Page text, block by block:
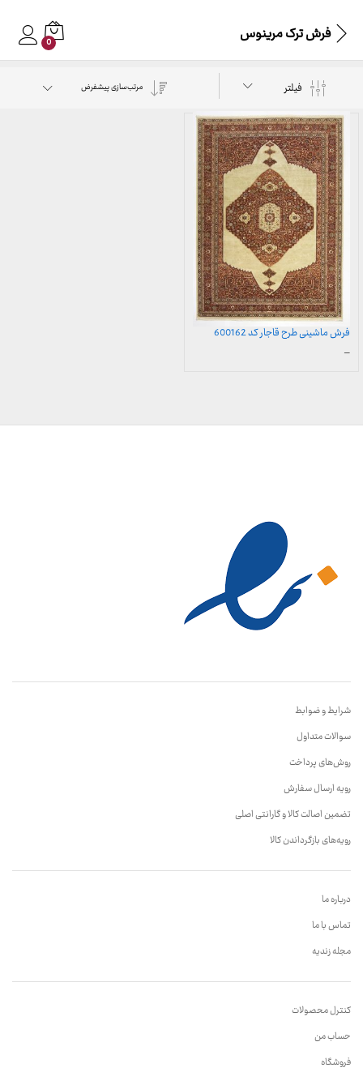
فرش ترک مرینوس 0
فیلتر مرتب‌سازی پیشفرض
فرش ماشینی طرح قاجار کد 600162
–محدوده
شرایط و ضوابط
سوالات متداول
روش‌های پرداخت
رویه ارسال سفارش
تضمین اصالت کالا و گارانتی اصلی
رویه‌های بازگرداندن کالا
درباره ما
تماس با ما
مجله زندیه
کنترل محصولات
حساب من
فروشگاه